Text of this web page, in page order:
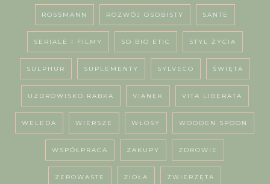
ROSSMANN ROZWÓJ OSOBISTY SANTE
SERIALE I FILMY SO BIO ETIC STYL ŻYCIA
SULPHUR SUPLEMENTY SYLVECO ŚWIĘTA
UZDROWISKO RABKA VIANEK VITA LIBERATA
WELEDA WIERSZE WŁOSY WOODEN SPOON
WSPÓŁPRACA ZAKUPY ZDROWIE
ZEROWASTE ZIOŁA ZWIERZĘTA